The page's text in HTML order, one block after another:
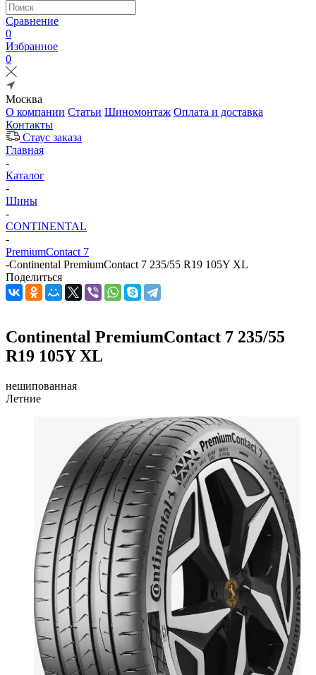
Сравнение
0
Избранное
0
Москва
О компании Статьи Шиномонтаж Оплата и доставка
Контакты
Стаус заказа
Главная
-
Каталог
-
Шины
-
CONTINENTAL
-
PremiumContact 7
-Continental PremiumContact 7 235/55 R19 105Y XL
Поделиться
Continental PremiumContact 7 235/55
R19 105Y XL
нешипованная
Летние